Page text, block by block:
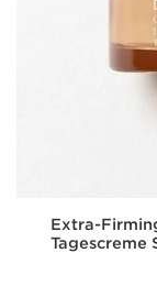
Extra-
Tagescreme